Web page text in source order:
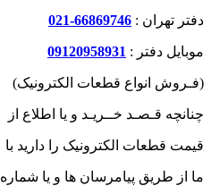
دفتر تهران : 66869746-021
موبایل دفتر : 09120958931
(فـروش انواع قطعات الکترونیک)
چنانچه قـصـد خــریـد و یا اطلاع از
قیمت قطعات الکترونیک را دارید با
ما از طریق پیامرسان ها و یا شماره